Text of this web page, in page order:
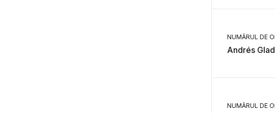
NUMĂRUL DE
Andrés
NUMĂRUL DE